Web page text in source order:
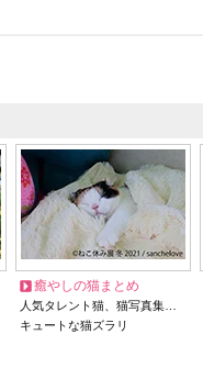
癒やしの猫まとめ
人気タレント猫、猫写真集…
キュートな猫ズラリ